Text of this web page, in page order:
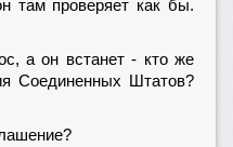
там проверяет как бы.
а он встанет - кто же
Соединенных Штатов?